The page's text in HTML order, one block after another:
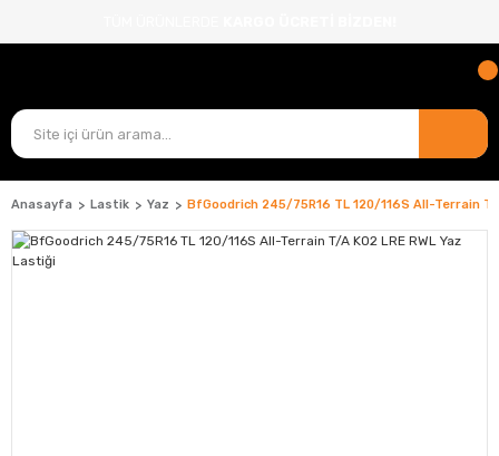
Anasayfa Lastik Yaz BfGoodrich 245/75R16 TL 120/116S All-Terrain T/